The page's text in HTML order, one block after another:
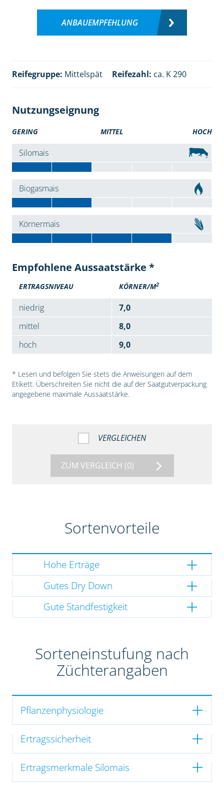
ANBAUEMPFEHLUNG
Reifegruppe: Mittelspät Reifezahl: ca. K 290
Nutzungseignung
GERING MITTEL HOCH
Silomais
Biogasmais
Körnermais
Empfohlene Aussaatstärke *
ERTRAGSNIVEAU KÖRNER/M2
niedrig
7,0
mittel
8,0
hoch
9,0
* Lesen und befolgen Sie stets die Anweisungen auf dem
Etikett. Überschreiten Sie nicht die auf der Saatgutverpackung
angegebene maximale Aussaatstärke.
VERGLEICHEN
ZUM VERGLEICH (0)
Sortenvorteile
Hohe Erträge
Gutes Dry Down
Gute Standfestigkeit
Sorteneinstufung nach
Züchterangaben
Pflanzenphysiologie
Ertragssicherheit
Ertragsmerkmale Silomais